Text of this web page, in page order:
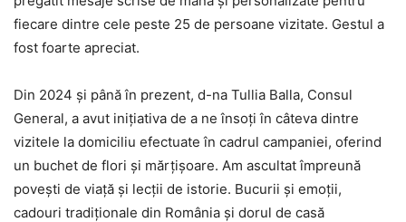
fiecare dintre cele peste 25 de persoane vizitate. Gestul a
fost foarte apreciat.
Din 2024 și până în prezent, d-na Tullia Balla, Consul
General, a avut inițiativa de a ne însoți în câteva dintre
vizitele la domiciliu efectuate în cadrul campaniei, oferind
un buchet de flori și mărțișoare. Am ascultat împreună
povești de viață și lecții de istorie. Bucurii și emoții,
cadouri tradiționale din România și dorul de casă